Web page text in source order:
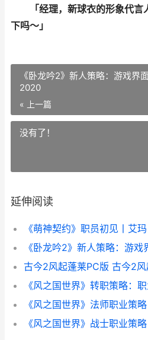
「经理，新球衣的形象代
下吗～」
《卧龙吟2》新人策略：游戏界
2020
« 上一篇
没有了！
延伸阅读
《萌神契约》职员初见丨艾
古今2风起蓬莱PC版 古今2